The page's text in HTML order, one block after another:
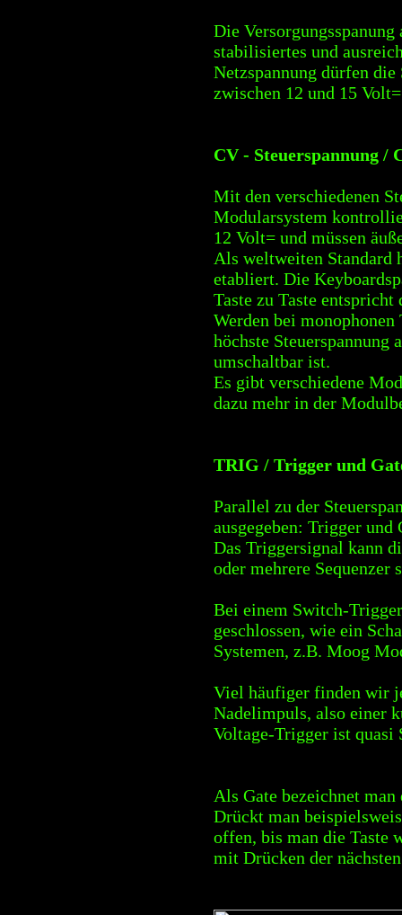
Die
stabilisiertes und
Netzspannung dürfen
zwischen 12 und 15
CV - Steuerspannung /
Mit den verschiedenen
Modularsystem
12 Volt= und müssen
Als weltweiten Standard
etabliert. Die
Taste zu Taste
Werden bei
höchste Steuerspannung
umschaltbar ist.
Es gibt verschiedene
dazu mehr in der
TRIG / Trigger und
Parallel zu der
ausgegeben: Trigger und
Das Triggersignal kann
oder mehrere Sequenzer
Bei einem Switch-
geschlossen, wie ein
Systemen, z.B. Moog
Viel häufiger finden wir
Nadelimpuls, also einer
Voltage-Trigger ist quasi
Als Gate bezeichnet
Drückt man
offen, bis man die Taste
mit Drücken der